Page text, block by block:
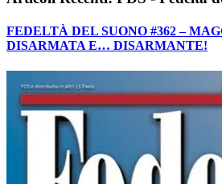
FEDELTÀ DEL SUONO #362 –
DISARMATA E… DISARMANTE!